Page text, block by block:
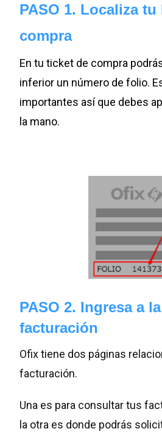
PASO 1. Localiza
compra
En tu ticket de compra
inferior un número de folio.
importantes así que debes
la mano.
PASO 2. Ingresa a
facturación
Ofix tiene dos páginas
facturación.
Una es para consultar tus
la otra es donde podrás